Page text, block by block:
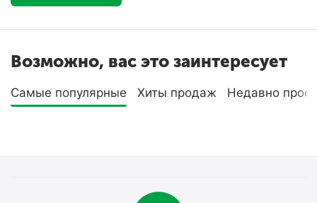
Возможно, вас это заинтересует
Самые популярные Хиты продаж Недавно